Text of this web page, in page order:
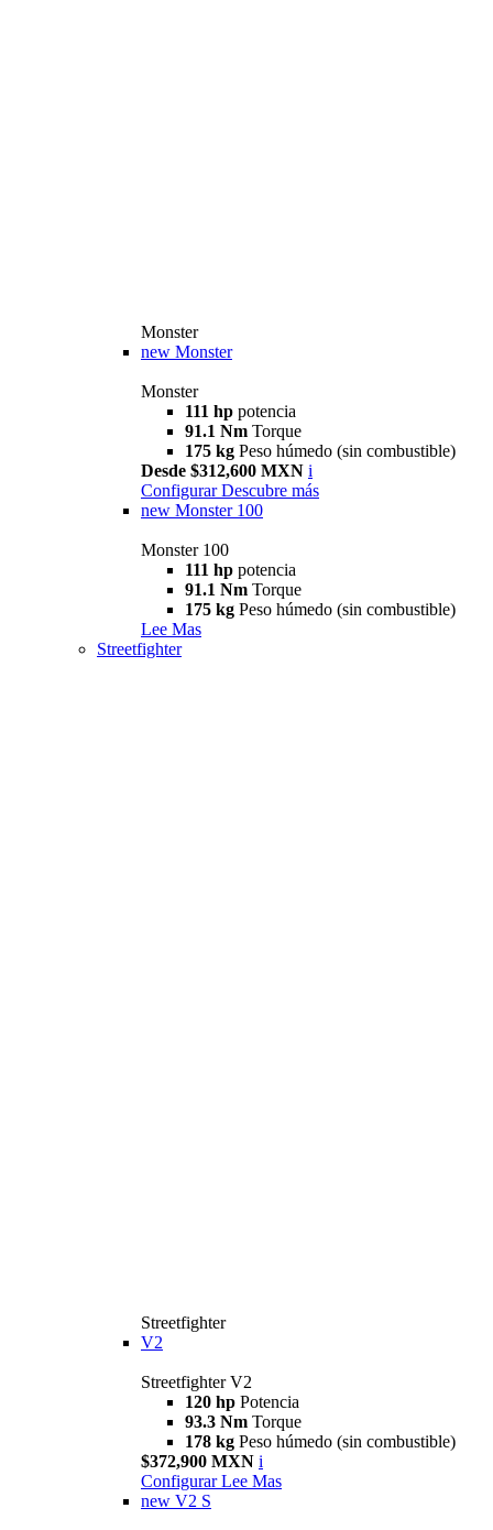
Monster
new Monster
Monster
111 hp potencia
91.1 Nm Torque
175 kg Peso húmedo (sin combustible)
Desde $312,600 MXN i
Configurar Descubre más
new Monster 100
Monster 100
111 hp potencia
91.1 Nm Torque
175 kg Peso húmedo (sin combustible)
Lee Mas
Streetfighter
Streetfighter
V2
Streetfighter V2
120 hp Potencia
93.3 Nm Torque
178 kg Peso húmedo (sin combustible)
$372,900 MXN i
Configurar Lee Mas
new V2 S